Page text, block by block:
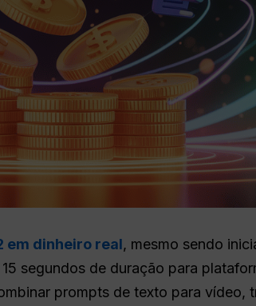
em dinheiro real, mesmo sendo
segundos de duração para
prompts de texto para vídeo,